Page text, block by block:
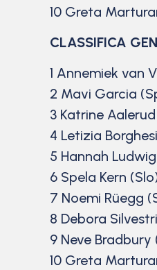
10 Greta
CLASSIFICA
1 Annemiek van
2 Mavi Garcia
3 Katrine
4 Letizia
5 Hannah
6 Spela Kern
7 Noemi Rüegg
8 Debora
9 Neve Bradbury
10 Greta